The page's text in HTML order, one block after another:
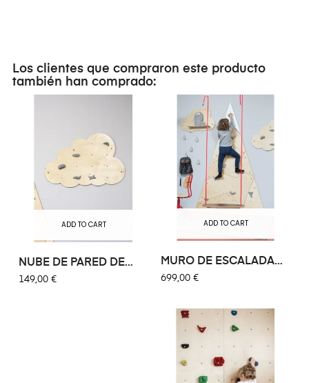
Los clientes que compraron este producto
también han comprado:
ADD TO CART
NUBE DE PARED DE
ESCALADA
149,00 €
ADD TO CART
MURO ​​DE ESCALADA
MONTAÑA...
699,00 €